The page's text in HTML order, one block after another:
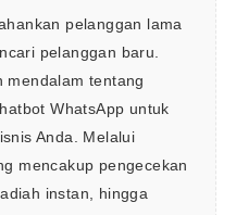
pelanggan lama
pelanggan baru.
mendalam tentang
WhatsApp untuk
Anda. Melalui
mencakup pengecekan
instan, hingga